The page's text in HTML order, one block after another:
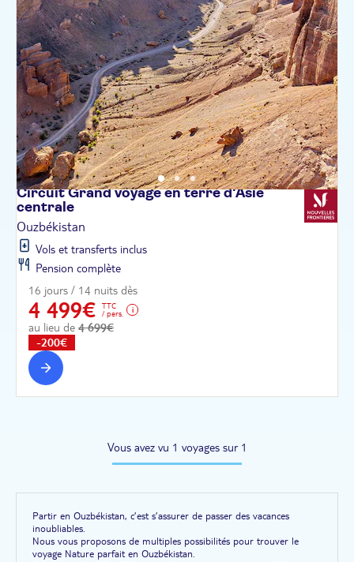
Circuit Grand voyage en terre d'Asie
centrale
Ouzbékistan
Vols et transferts inclus
Pension complète
16 jours / 14 nuits dès
4 499€
TTC
/ pers.
au lieu de 4 699€
-200€
Vous avez vu 1 voyages sur 1
Partir en Ouzbékistan, c’est s’assurer de passer des vacances
inoubliables.
Nous vous proposons de multiples possibilités pour trouver le
voyage Nature parfait en Ouzbékistan.